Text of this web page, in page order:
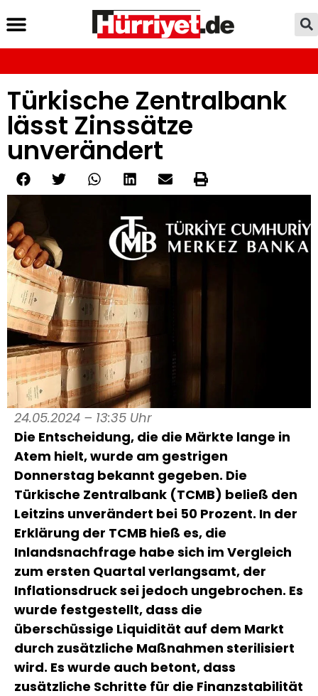
Türkische Zentralbank
lässt Zinssätze
unverändert
24.05.2024 – 13:35 Uhr
Die Entscheidung, die die Märkte lange in
Atem hielt, wurde am gestrigen
Donnerstag bekannt gegeben. Die
Türkische Zentralbank (TCMB) beließ den
Leitzins unverändert bei 50 Prozent. In der
Erklärung der TCMB hieß es, die
Inlandsnachfrage habe sich im Vergleich
zum ersten Quartal verlangsamt, der
Inflationsdruck sei jedoch ungebrochen. Es
wurde festgestellt, dass die
überschüssige Liquidität auf dem Markt
durch zusätzliche Maßnahmen sterilisiert
wird. Es wurde auch betont, dass
zusätzliche Schritte für die Finanzstabilität